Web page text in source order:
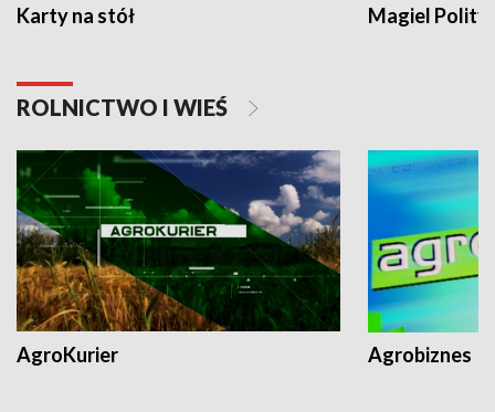
Karty na stół Magiel
ROLNICTWO I WIEŚ
AgroKurier Agrobiznes